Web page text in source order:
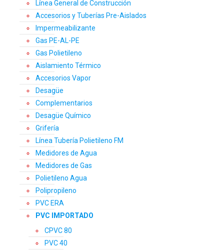
Línea General de Construcción
Accesorios y Tuberías Pre-Aislados
Impermeabilizante
Gas PE-AL-PE
Gas Polietileno
Aislamiento Térmico
Accesorios Vapor
Desagüe
Complementarios
Desagüe Químico
Grifería
Línea Tubería Polietileno FM
Medidores de Agua
Medidores de Gas
Polietileno Agua
Polipropileno
PVC ERA
PVC IMPORTADO
CPVC 80
PVC 40